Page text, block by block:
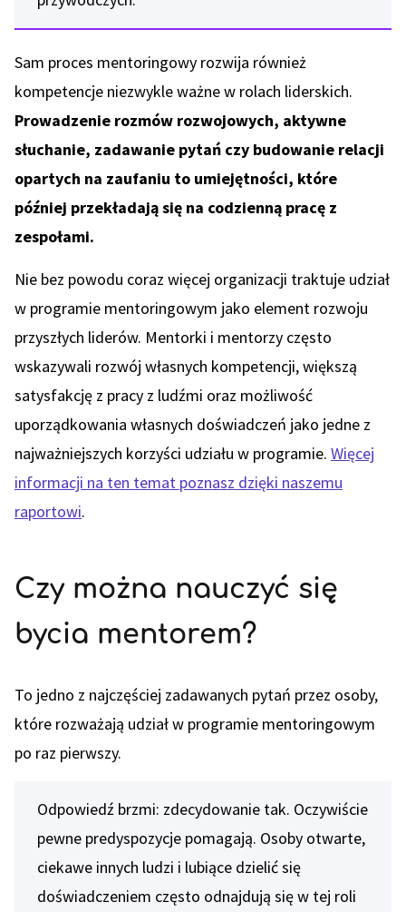
Sam proces mentoringowy rozwija również
kompetencje niezwykle ważne w rolach liderskich.
Prowadzenie rozmów rozwojowych, aktywne
słuchanie, zadawanie pytań czy budowanie relacji
opartych na zaufaniu to umiejętności, które
później przekładają się na codzienną pracę z
zespołami.
Nie bez powodu coraz więcej organizacji traktuje udział
w programie mentoringowym jako element rozwoju
przyszłych liderów. Mentorki i mentorzy często
wskazywali rozwój własnych kompetencji, większą
satysfakcję z pracy z ludźmi oraz możliwość
uporządkowania własnych doświadczeń jako jedne z
najważniejszych korzyści udziału w programie. Więcej
informacji na ten temat poznasz dzięki naszemu
raportowi.
Czy można nauczyć się
bycia mentorem?
To jedno z najczęściej zadawanych pytań przez osoby,
które rozważają udział w programie mentoringowym
po raz pierwszy.
Odpowiedź brzmi: zdecydowanie tak. Oczywiście
pewne predyspozycje pomagają. Osoby otwarte,
ciekawe innych ludzi i lubiące dzielić się
doświadczeniem często odnajdują się w tej roli